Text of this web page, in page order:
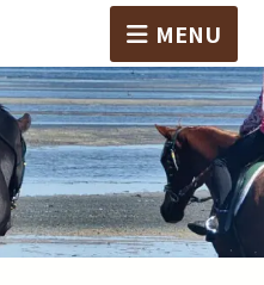
MENU